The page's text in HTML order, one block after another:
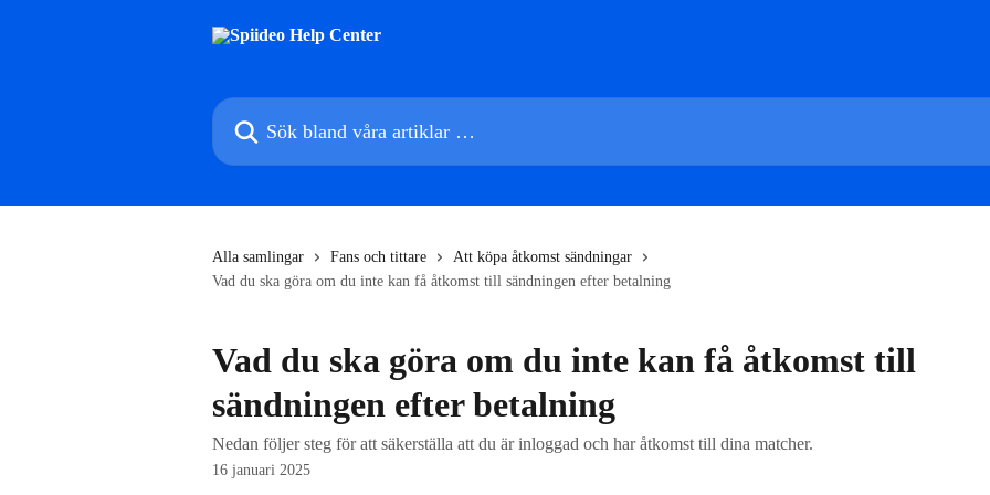
Sök bland våra artiklar …
Alla samlingar Fans och tittare
Att köpa åtkomst sändningar
Vad du ska göra om du inte kan få åtkomst till sändningen efter betalning
Vad du ska göra om du inte kan få åtkomst till
sändningen efter betalning
Nedan följer steg för att säkerställa att du är inloggad och har åtkomst till dina matcher.
16 januari 2025